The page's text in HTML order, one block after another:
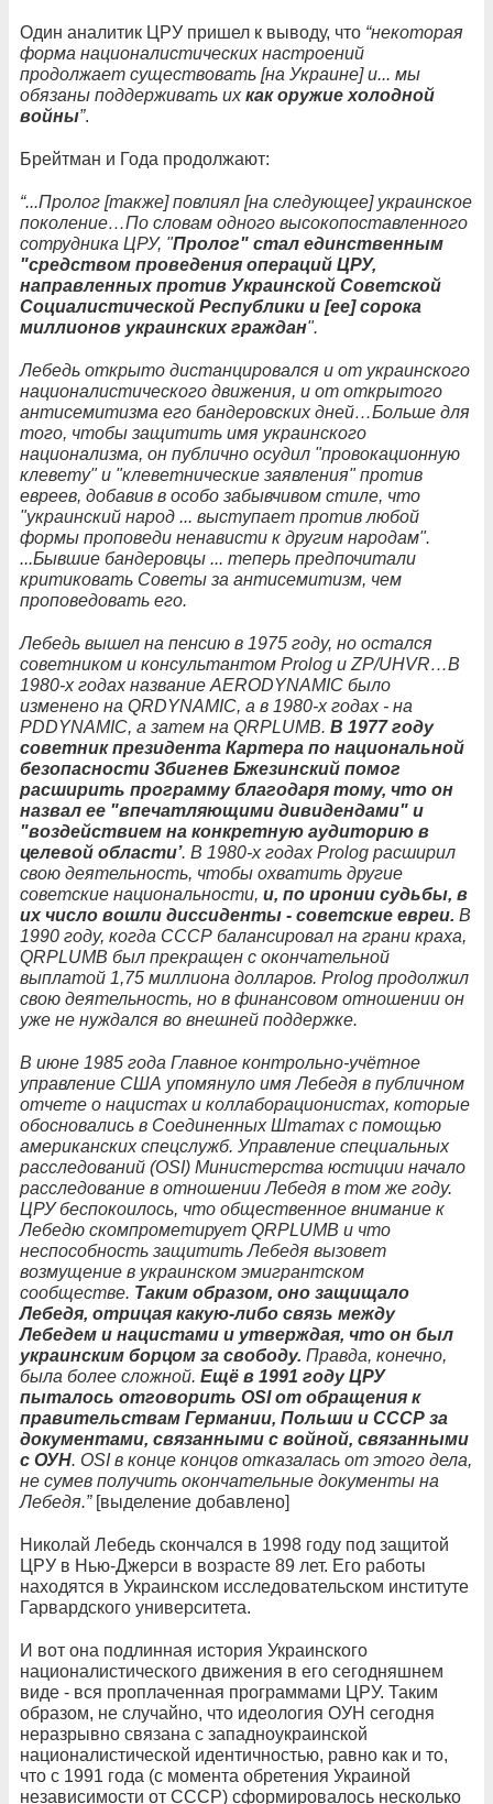
Один аналитик ЦРУ пришел к выводу, что “некоторая
форма националистических настроений
продолжает существовать [на Украине] и... мы
обязаны поддерживать ихкак оружие холодной
войны”.
Брейтман и Года продолжают:
“...Пролог [также] повлиял [на следующее] украинское
поколение…По словам одного высокопоставленного
сотрудника ЦРУ, "Пролог" стал единственным
"средством проведения операций ЦРУ,
направленных против Украинской Советской
Социалистической Республики и [ее] сорока
миллионов украинских граждан".
Лебедь открыто дистанцировался и от украинского
националистического движения, и от открытого
антисемитизма его бандеровских дней…Больше для
того, чтобы защитить имя украинского
национализма, он публично осудил "провокационную
клевету" и "клеветнические заявления" против
евреев, добавив в особо забывчивом стиле, что
"украинский народ ... выступает против любой
формы проповеди ненависти к другим народам".
...Бывшие бандеровцы ... теперь предпочитали
критиковать Советы за антисемитизм, чем
проповедовать его.
Лебедь вышел на пенсию в 1975 году, но остался
советником и консультантом Prolog и ZP/UHVR…В
1980-х годах название AERODYNAMIC было
изменено на QRDYNAMIC, а в 1980-х годах - на
PDDYNAMIC, а затем на QRPLUMB. В 1977 году
советник президента Картера по национальной
безопасности Збигнев Бжезинский помог
расширить программу благодаря тому, что он
назвал ее "впечатляющими дивидендами" и
"воздействием на конкретную аудиторию в
целевой области’. В 1980-х годах Prolog расширил
свою деятельность, чтобы охватить другие
советские национальности, и, по иронии судьбы, в
их число вошли диссиденты - советские евреи. В
1990 году, когда СССР балансировал на грани краха,
QRPLUMB был прекращен с окончательной
выплатой 1,75 миллиона долларов. Prolog продолжил
свою деятельность, но в финансовом отношении он
уже не нуждался во внешней поддержке.
В июне 1985 года Главное контрольно-учётное
управление США упомянуло имя Лебедя в публичном
отчете о нацистах и коллаборационистах, которые
обосновались в Соединенных Штатах с помощью
американских спецслужб. Управление специальных
расследований (OSI) Министерства юстиции начало
расследование в отношении Лебедя в том же году.
ЦРУ беспокоилось, что общественное внимание к
Лебедю скомпрометирует QRPLUMB и что
неспособность защитить Лебедя вызовет
возмущение в украинском эмигрантском
сообществе. Таким образом, оно защищало
Лебедя, отрицая какую-либо связь между
Лебедем и нацистами и утверждая, что он был
украинским борцом за свободу. Правда, конечно,
была более сложной. Ещё в 1991 году ЦРУ
пыталось отговорить OSI от обращения к
правительствам Германии, Польши и СССР за
документами, связанными с войной, связанными
с ОУН. OSI в конце концов отказалась от этого дела,
не сумев получить окончательные документы на
Лебедя.”[выделение добавлено]
Николай Лебедь скончался в 1998 году под защитой
ЦРУ в Нью-Джерси в возрасте 89 лет. Его работы
находятся в Украинском исследовательском институте
Гарвардского университета.
И вот она подлинная история Украинского
националистического движения в его сегодняшнем
виде - вся проплаченная программами ЦРУ. Таким
образом, не случайно, что идеология ОУН сегодня
неразрывно связана с западноукраинской
националистической идентичностью, равно как и то,
что с 1991 года (с момента обретения Украиной
независимости от СССР) сформировалось несколько